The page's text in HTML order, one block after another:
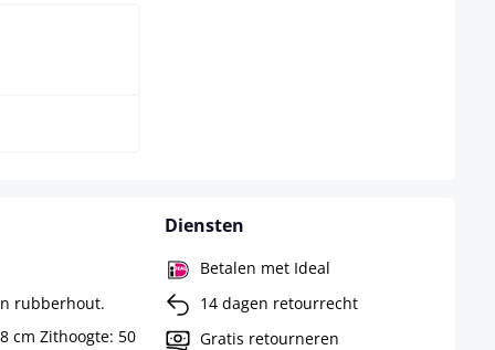
rubberhout.
cm Zithoogte: 50
Diensten
Betalen met Ideal
14 dagen retourrecht
Gratis retourneren